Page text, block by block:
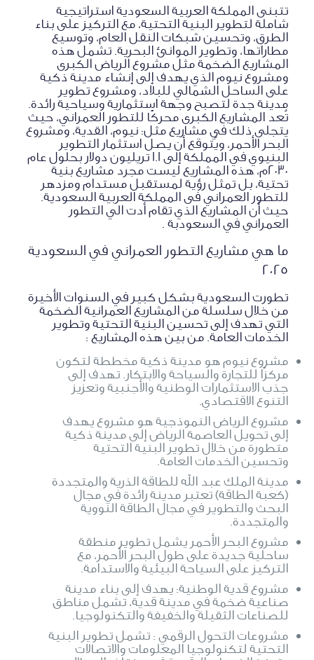
تتبنى المملكة العربية السعودية استراتيجية
شاملة لتطوير البنية التحتية، مع التركيز على بناء
الطرق، وتحسين شبكات النقل العام، وتوسيع
مطاراتها، وتطوير الموانئ البحرية. تشمل هذه
المشاريع الضخمة مثل مشروع الرياض الكبرى
ومشروع نيوم الذي يهدف إلى إنشاء مدينة ذكية
على الساحل الشمالي للبلاد، ومشروع تطوير
مدينة جدة لتصبح وجهة استثمارية وسياحية رائدة.
تُعد المشاريع الكبرى محركًا للتطور العمراني، حيث
يتجلى ذلك في مشاريع مثل: نيوم، القدية، ومشروع
البحر الأحمر، ويُتوقع أن يصل استثمار التطوير
البنيوي في المملكة إلى 1.1 تريليون دولار بحلول عام
2030م، هذه المشاريع ليست مجرد مشاريع بنية
تحتية، بل تمثل رؤية لمستقبل مستدام ومزدهر
للتطور العمراني فى المملكة العربية السعودية.
حيث أن المشاريع الذي تقام أدت الي التطور
العمراني في السعودبة .
ما هي مشاريع التطور العمراني في السعودية
2025
تطورت السعودية بشكل كبير في السنوات الأخيرة
من خلال سلسلة من المشاريع العمرانية الضخمة
التي تهدف إلى تحسين البنية التحتية وتطوير
الخدمات العامة. من بين هذه المشاريع :
مشروع نيوم هو مدينة ذكية مخططة لتكون
مركزًا للتجارة والسياحة والابتكار. تهدف إلى
جذب الاستثمارات الوطنية والأجنبية وتعزيز
التنوع الاقتصادي.
مشروع الرياض النموذجية هو مشروع يهدف
إلى تحويل العاصمة الرياض إلى مدينة ذكية
متطورة من خلال تطوير البنية التحتية
وتحسين الخدمات العامة.
مدينة الملك عبد الله للطاقة الذرية والمتجددة
(كعبة الطاقة) تعتبر مدينة رائدة في مجال
البحث والتطوير في مجال الطاقة النووية
والمتجددة.
مشروع البحر الأحمر يشمل تطوير منطقة
ساحلية جديدة على طول البحر الأحمر، مع
التركيز على السياحة البيئية والاستدامة.
مشروع قدية الوطنية: يهدف إلى بناء مدينة
صناعية ضخمة في مدينة قدية، تشمل مناطق
للصناعات الثقيلة والخفيفة والتكنولوجيا.
مشروعات التحول الرقمي : تشمل تطوير البنية
التحتية لتكنولوجيا المعلومات والاتصالات